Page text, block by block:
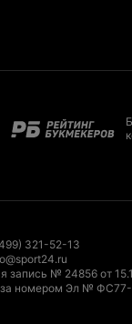
321-52-13
запись № 24856 от
за номером Эл №